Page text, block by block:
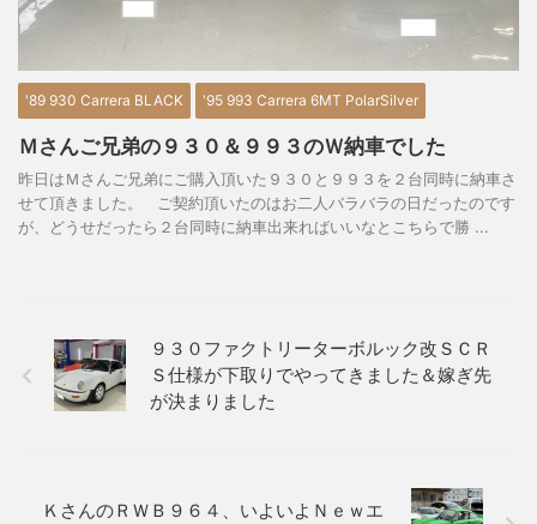
'89 930 Carrera BLACK '95 993 Carrera 6MT PolarSilver
Ｍさんご兄弟の９３０＆９９３のＷ納車でした
昨日はＭさんご兄弟にご購入頂いた９３０と９９３を２台同時に納車さ
せて頂きました。 ご契約頂いたのはお二人バラバラの日だったのです
が、どうせだったら２台同時に納車出来ればいいなとこちらで勝 ...
９３０ファクトリーターボルック改ＳＣＲ
Ｓ仕様が下取りでやってきました＆嫁ぎ先
が決まりました
ＫさんのＲＷＢ９６４、いよいよＮｅｗエ